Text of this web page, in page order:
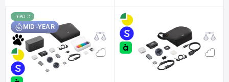
-680 ₴
MID-YEAR